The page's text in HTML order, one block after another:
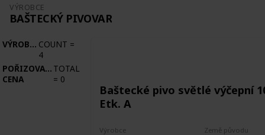
VÝROBCE
BAŠTECKÝ PIVOVAR
VÝROBCE COUNT =
4
POŘIZOVACÍ
CENA
TOTAL
= 0
Baštecké pivo světlé výčepní
Etk. A
Výrobce Země původu